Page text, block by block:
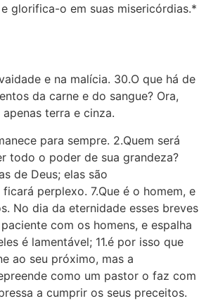
glorifica-o em suas misericórdias.*
e na malícia. 30.O que há de
da carne e do sangue? Ora,
terra e cinza.
para sempre. 2.Quem será
todo o poder de sua grandeza?
de Deus; elas são
perplexo. 7.Que é o homem, e
No dia da eternidade esses breves
com os homens, e espalha
é lamentável; 11.é por isso que
ao seu próximo, mas a
como um pastor o faz com
a cumprir os seus preceitos.